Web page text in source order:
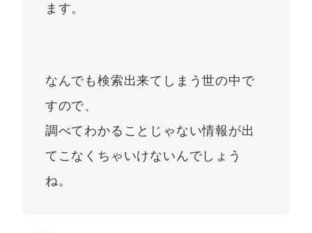
ます。
なんでも検索出来てしまう世の中で
すので、
調べてわかることじゃない情報が出
てこなくちゃいけないんでしょう
ね。